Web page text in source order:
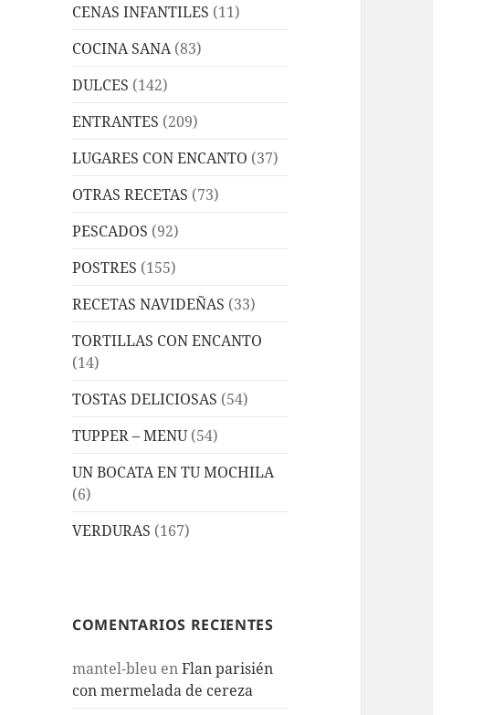
CENAS INFANTILES (11)
COCINA SANA(83)
DULCES (142)
ENTRANTES (209)
LUGARES CON ENCANTO (37)
OTRAS RECETAS (73)
PESCADOS (92)
POSTRES (155)
RECETAS NAVIDEÑAS (33)
TORTILLAS CON ENCANTO
(14)
TOSTAS DELICIOSAS (54)
TUPPER – MENU(54)
UN BOCATA EN TU MOCHILA
(6)
VERDURAS (167)
COMENTARIOS RECIENTES
mantel-bleu enFlan parisién
con mermelada de cereza